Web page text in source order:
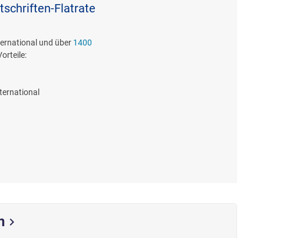
Flatrate
und über 1400
chevron_right